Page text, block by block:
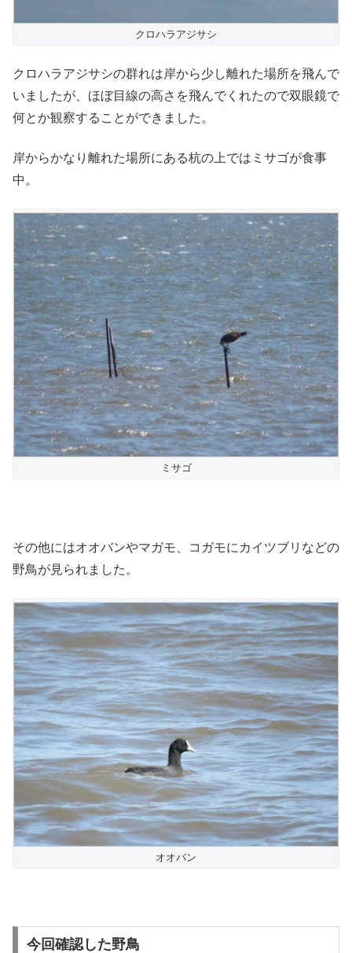
クロハラアジサシ
クロハラアジサシの群れは岸から少し離れた場所を飛んで
いましたが、ほぼ目線の高さを飛んでくれたので双眼鏡で
何とか観察することができました。
岸からかなり離れた場所にある杭の上ではミサゴが食事
中。
ミサゴ
その他にはオオバンやマガモ、コガモにカイツブリなどの
野鳥が見られました。
オオバン
今回確認した野鳥